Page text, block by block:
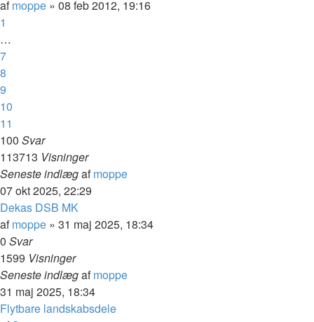
afmoppe » 08 feb 2012, 19:16
1
…
7
8
9
10
11
100 Svar
113713 Visninger
Seneste indlægafmoppe
07 okt 2025, 22:29
Dekas DSB MK
afmoppe » 31 maj 2025, 18:34
0 Svar
1599 Visninger
Seneste indlægafmoppe
31 maj 2025, 18:34
Flytbare landskabsdele